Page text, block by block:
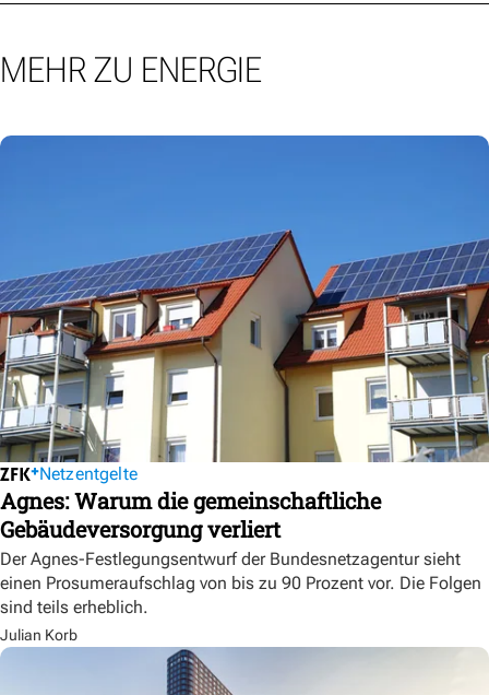
MEHR ZU ENERGIE
Netzentgelte
Agnes: Warum die gemeinschaftliche
Gebäudeversorgung verliert
Der Agnes-Festlegungsentwurf der Bundesnetzagentur sieht
einen Prosumeraufschlag von bis zu 90 Prozent vor. Die Folgen
sind teils erheblich.
Julian Korb